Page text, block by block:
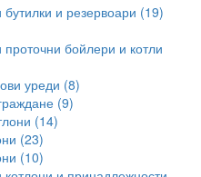
и резервоари (19)
бойлери и котли
уреди (8)
(9)
(14)
(23)
(10)